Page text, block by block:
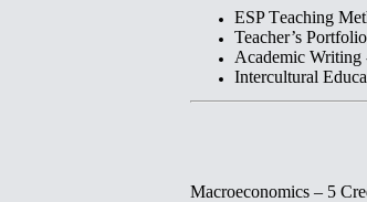
ESP Teaching M
Teacher’s
Academic Writing
Intercultural
Macroeconomics – 5